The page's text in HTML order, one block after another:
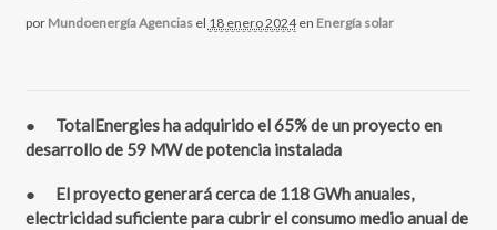
por Mundoenergía Agencias el 18 enero 2024 en Energía solar
● TotalEnergies ha adquirido el 65% de un proyecto en
desarrollo de 59 MW de potencia instalada
●
El proyecto generará cerca de 118 GWh anuales,
electricidad suficiente para cubrir el consumo medio anual de